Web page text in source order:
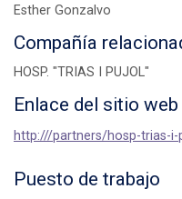
Esther Gonzalvo
Compañía
HOSP. "TRIAS I PUJOL"
Enlace del sitio web
http:///partners/hosp-trias-
Puesto de trabajo